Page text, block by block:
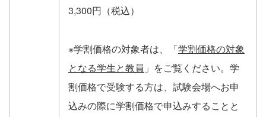
3,300円（税込）
※学割価格の対象者は、「学割価格の対象
となる学生と教員 」をご覧ください。学
割価格で受験する方は、試験会場へお申
込みの際に学割価格で申込みすることと